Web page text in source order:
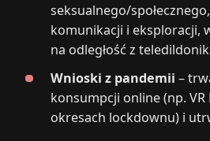
seksualnego/
komunikacji i eksploracji,
na odległość z
Wnioski z pandemii –
konsumpcji online (np. VR
okresach lockdownu) i